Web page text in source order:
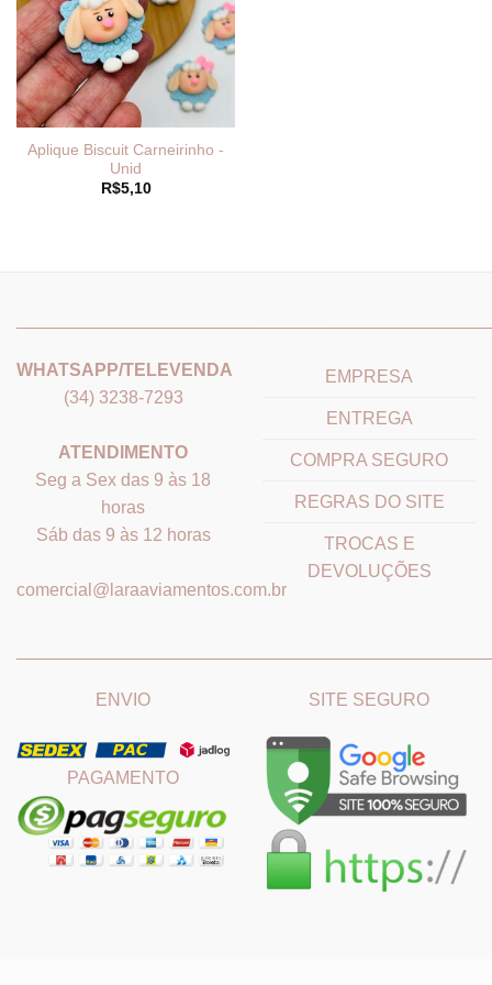
Aplique Biscuit Carneirinho -
Unid
R$5,10
WHATSAPP/TELEVENDA
(34) 3238-7293
ATENDIMENTO
Seg a Sex das 9 às 18
horas
Sáb das 9 às 12 horas
comercial@laraaviamentos.com.br
EMPRESA
ENTREGA
COMPRA SEGURO
REGRAS DO SITE
TROCAS E
DEVOLUÇÕES
ENVIO
PAGAMENTO
SITE SEGURO